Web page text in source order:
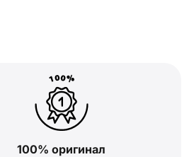
100% оригинал